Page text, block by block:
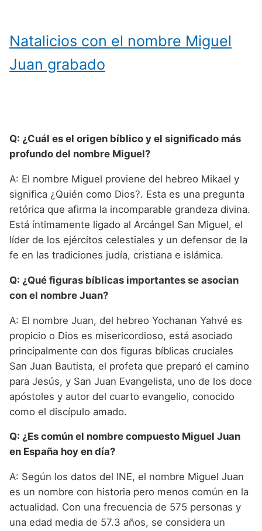
Natalicios con el nombre Miguel
Juan grabado
Q: ¿Cuál es el origen bíblico y el significado más
profundo del nombre Miguel?
A: El nombre Miguel proviene del hebreo Mikael y
significa ¿Quién como Dios?. Esta es una pregunta
retórica que afirma la incomparable grandeza divina.
Está íntimamente ligado al Arcángel San Miguel, el
líder de los ejércitos celestiales y un defensor de la
fe en las tradiciones judía, cristiana e islámica.
Q: ¿Qué figuras bíblicas importantes se asocian
con el nombre Juan?
A: El nombre Juan, del hebreo Yochanan Yahvé es
propicio o Dios es misericordioso, está asociado
principalmente con dos figuras bíblicas cruciales
San Juan Bautista, el profeta que preparó el camino
para Jesús, y San Juan Evangelista, uno de los doce
apóstoles y autor del cuarto evangelio, conocido
como el discípulo amado.
Q: ¿Es común el nombre compuesto Miguel Juan
en España hoy en día?
A: Según los datos del INE, el nombre Miguel Juan
es un nombre con historia pero menos común en la
actualidad. Con una frecuencia de 575 personas y
una edad media de 57.3 años, se considera un